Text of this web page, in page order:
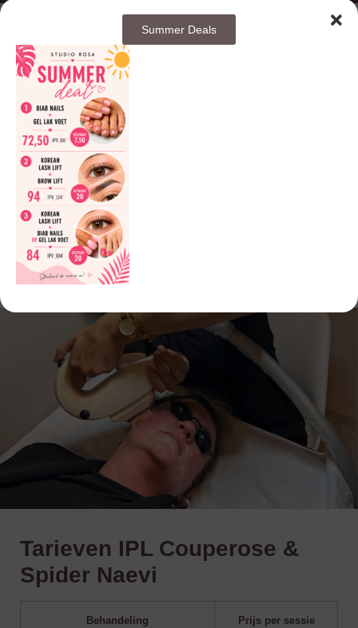
Veelgestelde vragen – FAQ
Hoeveel behandelingen zijn nodig?
Gemiddeld 3 tot 5 sessies, met telkens 2–4 weken
tussenruimte.
Kan iedereen behandeld worden?
De behandeling werkt het beste bij een lichte huid. Een
donkere of recent zongebruinde huid heeft te veel pigment,
waardoor het licht minder diep doordringt.
Is de behandeling pijnlijk?
De warmte voelt vergelijkbaar met een lichte
zonnebrandprikkel. Over het algemeen goed te verdragen,
maar de pijngrens verschilt per persoon.
Tarieven IPL Couperose &
Spider Naevi
Behandeling Prijs per sessie
Summer Deals